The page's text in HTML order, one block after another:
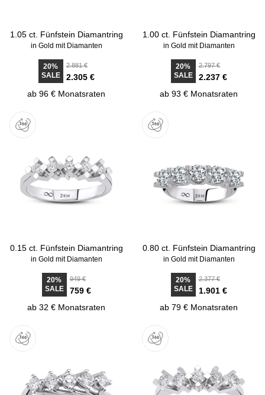
1.05 ct. Fünfstein Diamantring
in Gold mit Diamanten
20%
SALE
2.881 €
2.305 €
ab 96 € Monatsraten
1.00 ct. Fünfstein Diamantring
in Gold mit Diamanten
20%
SALE
2.797 €
2.237 €
ab 93 € Monatsraten
0.15 ct. Fünfstein Diamantring
in Gold mit Diamanten
20%
SALE
949 €
759 €
ab 32 € Monatsraten
0.80 ct. Fünfstein Diamantring
in Gold mit Diamanten
20%
SALE
2.377 €
1.901 €
ab 79 € Monatsraten